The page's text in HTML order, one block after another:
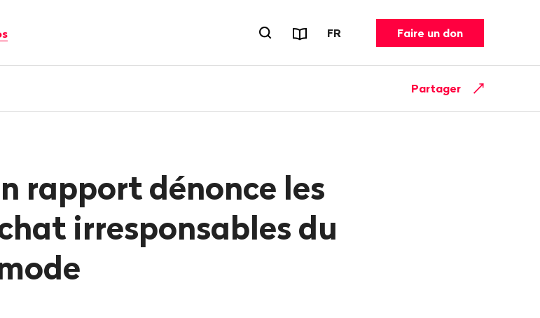
Ouvrir le formulaire de recherche
Rapports et dépliants
FR CHANGER DE LANGUE. LANGUE
Faire un don
Partager
rapport dénonce les
irresponsables du